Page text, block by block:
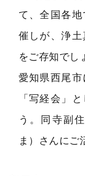
て、全国各
催しが、浄
をご存知でし
愛知県西尾市
「写経会」
う。同寺副
ま）さんにご